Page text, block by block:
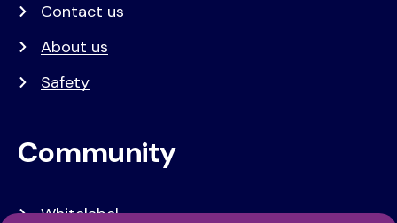
Contact us
About us
Safety
Community
Whitelabel